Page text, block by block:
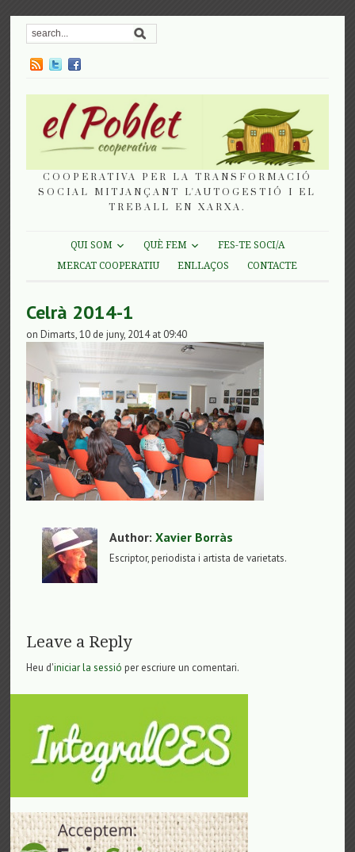
COOPERATIVA PER LA TRANSFORMACIÓ
SOCIAL MITJANÇANT L'AUTOGESTIÓ I EL
TREBALL EN XARXA.
QUI SOM QUÈ FEM
FES-TE SOCI/A
MERCAT COOPERATIU
ENLLAÇOS CONTACTE
Celrà 2014-1
on Dimarts, 10 de juny, 2014 at 09:40
Author:Xavier Borràs
Escriptor, periodista i artista de varietats.
Leave a Reply
Heu d'iniciar la sessió per escriure un comentari.